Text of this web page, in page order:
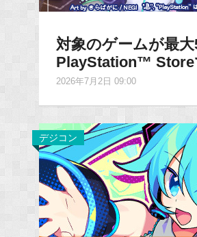
対象のゲームが最
PlayStation™ Store
2026年7月2日 09:00
デジコン